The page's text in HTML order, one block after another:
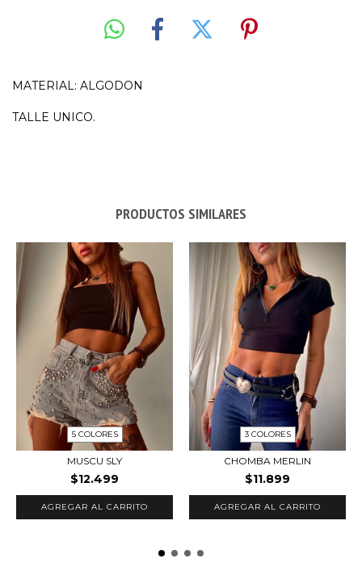
MATERIAL: ALGODON
TALLE UNICO.
PRODUCTOS SIMILARES
5 COLORES
MUSCU SLY
$12.499
AGREGAR AL CARRITO
3 COLORES
CHOMBA MERLIN
$11.899
AGREGAR AL CARRITO